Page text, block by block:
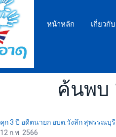
หน้าหลัก เกี่ยวกับ
ค้นพบ
คุก 3 ปี อดีตนายก อบต.วังลึก สุพรรณบุ
12 ก.พ. 2566